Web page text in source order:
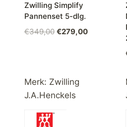
Zwilling Simplify
Pannenset 5-dlg.
€349,00 Oorspronkelijke
€279,00Huidige
Merk: Zwilling
J.A.Henckels